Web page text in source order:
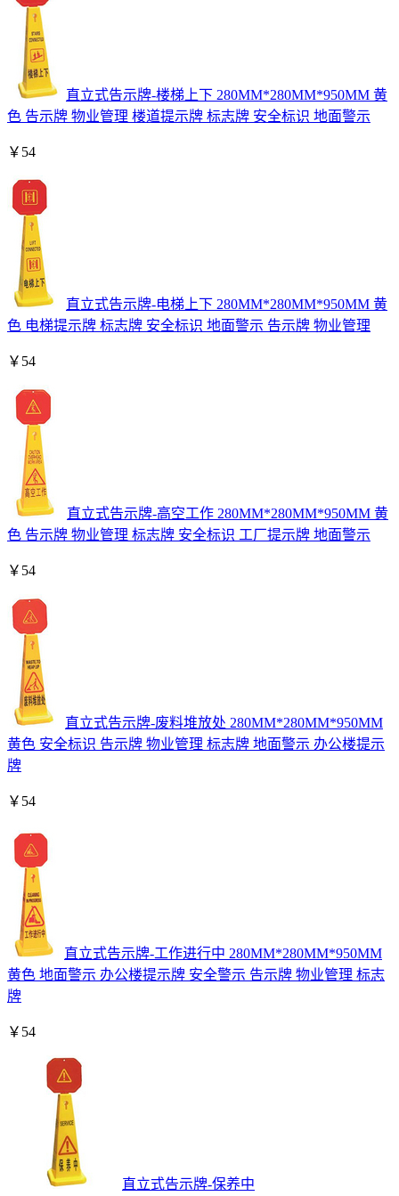
直立式告示牌-楼梯上下 280MM*280MM*950MM 黄
色 告示牌 物业管理 楼道提示牌 标志牌 安全标识 地面警示
￥ 54
直立式告示牌-电梯上下 280MM*280MM*950MM 黄
色 电梯提示牌 标志牌 安全标识 地面警示 告示牌 物业管理
￥ 54
直立式告示牌-高空工作 280MM*280MM*950MM 黄
色 告示牌 物业管理 标志牌 安全标识 工厂提示牌 地面警示
￥ 54
直立式告示牌-废料堆放处 280MM*280MM*950MM
黄色 安全标识 告示牌 物业管理 标志牌 地面警示 办公楼提示
牌
￥ 54
直立式告示牌-工作进行中 280MM*280MM*950MM
黄色 地面警示 办公楼提示牌 安全警示 告示牌 物业管理 标志
牌
￥ 54
直立式告示牌-保养中